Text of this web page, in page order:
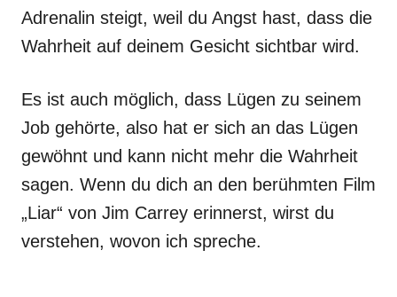
Adrenalin steigt, weil du Angst hast, dass die
Wahrheit auf deinem Gesicht sichtbar wird.
Es ist auch möglich, dass Lügen zu seinem
Job gehörte, also hat er sich an das Lügen
gewöhnt und kann nicht mehr die Wahrheit
sagen. Wenn du dich an den berühmten Film
„Liar“ von Jim Carrey erinnerst, wirst du
verstehen, wovon ich spreche.